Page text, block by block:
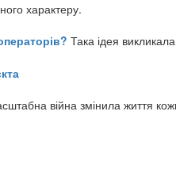
характеру.
Така ідея
війна змінила життя